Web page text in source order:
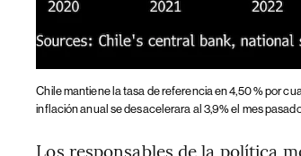
Chile mantiene la tasa de referencia en 4,50 % por
inflación anual se desacelerara al 3,9% el mes
Los responsables de la política